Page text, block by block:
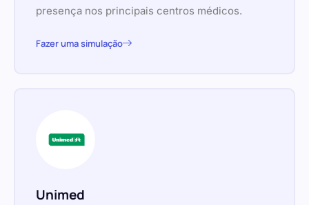
presença nos principais centros médicos.
Fazer uma simulação
Unimed